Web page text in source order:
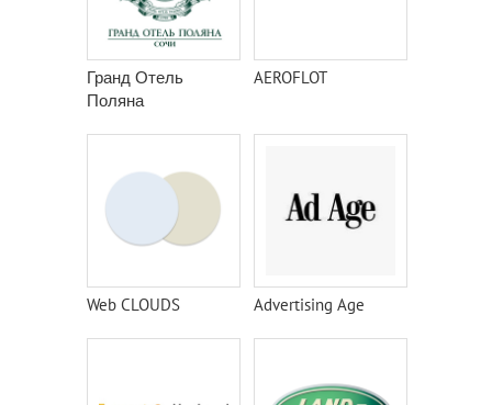
Гранд Отель
Поляна
AEROFLOT
Web CLOUDS Advertising Age